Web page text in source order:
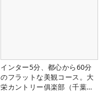
インター5分、都心から60分
のフラットな美観コース。大
栄カントリー俱楽部（千葉